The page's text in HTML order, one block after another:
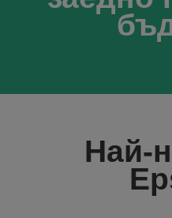
Най-